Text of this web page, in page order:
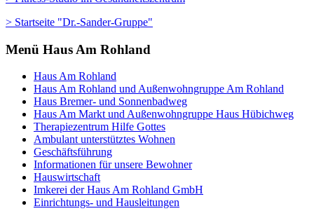
> Startseite "Dr.-Sander-Gruppe"
Menü Haus Am Rohland
Haus Am Rohland
Haus Am Rohland und Außenwohngruppe Am Rohland
Haus Bremer- und Sonnenbadweg
Haus Am Markt und Außenwohngruppe Haus Hübichweg
Therapiezentrum Hilfe Gottes
Ambulant unterstütztes Wohnen
Geschäftsführung
Informationen für unsere Bewohner
Hauswirtschaft
Imkerei der Haus Am Rohland GmbH
Einrichtungs- und Hausleitungen